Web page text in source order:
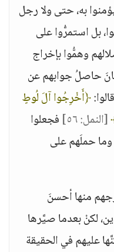
به، حتى ولا رجل
بل استمرُّوا على
وهمُّوا بإخراج
حاصلُ جوابهم عن
﴿أَخْرِجُوا آلَ لُوطٍ
[النمل: ٥٦]
فجعلوا
حملَهم على
منها أحسنَ
لكنْ بعدما صيَّرها
عليهم في الحقيقة